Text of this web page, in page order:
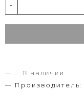
-
.:
В наличии
Производитель: